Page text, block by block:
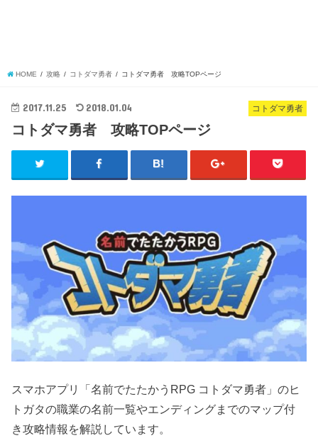
HOME 攻略 コトダマ勇者 コトダマ勇者 攻略TOPページ
コトダマ勇者
2017.11.25 2018.01.04
コトダマ勇者 攻略TOPページ
スマホアプリ「名前でたたかうRPG コトダマ勇者」のヒ
トガタの職業の名前一覧やエンディングまでのマップ付
き攻略情報を解説しています。